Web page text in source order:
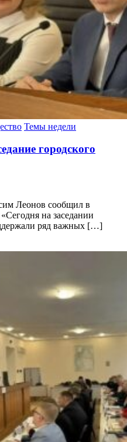
Темы недели
городского
Леонов сообщил в
на заседании
ряд важных […]